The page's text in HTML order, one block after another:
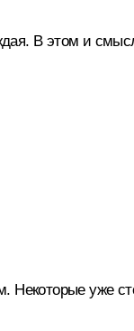
В этом и
Некоторые уже